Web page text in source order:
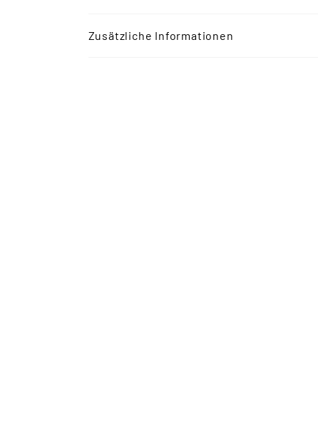
Zusätzliche Informationen